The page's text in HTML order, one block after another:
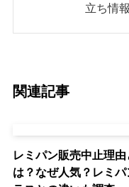
立ち情
関連記事
レミパン販売中止理由
は？なぜ人気？レミパ